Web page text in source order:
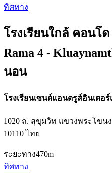
ทิศทาง
โรงเรียนใกล้ คอนโด
Rama 4 -
นอน
โรงเรียนเซนต์แอนดรูส์อินเตอ
1020 ถ. สุขุมวิท แขวงพระโขน
10110 ไทย
ระยะทาง470m
ทิศทาง